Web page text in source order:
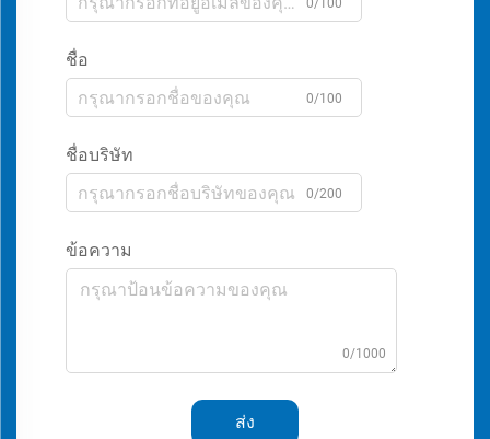
0/100
ชื่อ
0/100
ชื่อบริษัท
0/200
ข้อความ
0/1000
ส่ง